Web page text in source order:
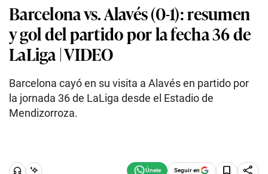
Barcelona vs. Alavés (0-1): resumen
y gol del partido por la fecha 36 de
LaLiga | VIDEO
Barcelona cayó en su visita a Alavés en partido por
la jornada 36 de LaLiga desde el Estadio de
Mendizorroza.
Seguir en